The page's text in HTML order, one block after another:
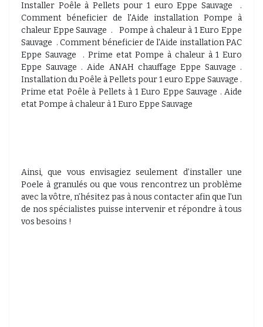
Installer Poêle à Pellets pour 1 euro Eppe Sauvage .
Comment béneficier de l'Aide installation Pompe à
chaleur Eppe Sauvage . Pompe à chaleur à 1 Euro Eppe
Sauvage . Comment béneficier de l'Aide installation PAC
Eppe Sauvage . Prime etat Pompe à chaleur à 1 Euro
Eppe Sauvage . Aide ANAH chauffage Eppe Sauvage .
Installation du Poêle à Pellets pour 1 euro Eppe Sauvage .
Prime etat Poêle à Pellets à 1 Euro Eppe Sauvage . Aide
etat Pompe à chaleur à 1 Euro Eppe Sauvage
Ainsi, que vous envisagiez seulement d’installer une
Poele à granulés ou que vous rencontrez un problème
avec la vôtre, n’hésitez pas à nous contacter afin que l’un
de nos spécialistes puisse intervenir et répondre à tous
vos besoins !